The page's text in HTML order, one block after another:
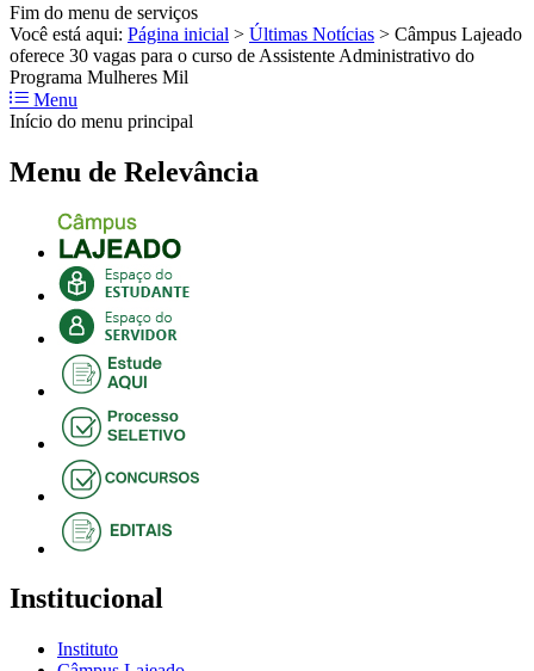
Fim do menu de serviços
Você está aqui: Página inicial > Últimas Notícias > Câmpus Lajeado
oferece 30 vagas para o curso de Assistente Administrativo do
Programa Mulheres Mil
Menu
Início do menu principal
Menu de Relevância
Institucional
Instituto